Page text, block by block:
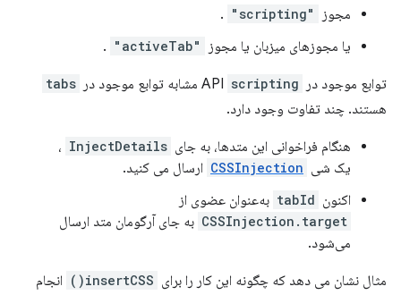
مجوز "scripting"
.
یا مجوزهای میزبان یا مجوز
"activeTab"
.
توابع موجود در API scripting مشابه توابع موجود در tabs
هستند. چند تفاوت وجود دارد.
هنگام فراخوانی این متدها، به جای InjectDetails ،
یک شی CSSInjection ارسال می کنید.
اکنون tabId به‌عنوان عضوی از
CSSInjection.target به جای آرگومان متد ارسال
می‌شود.
مثال نشان می دهد که چگونه این کار را برای insertCSS() انجام